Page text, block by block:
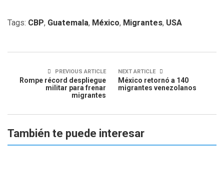
Tags: CBP, Guatemala, México, Migrantes, USA
PREVIOUS ARTICLE
Rompe récord despliegue
militar para frenar
migrantes
NEXT ARTICLE
México retornó a 140
migrantes venezolanos
También te puede interesar